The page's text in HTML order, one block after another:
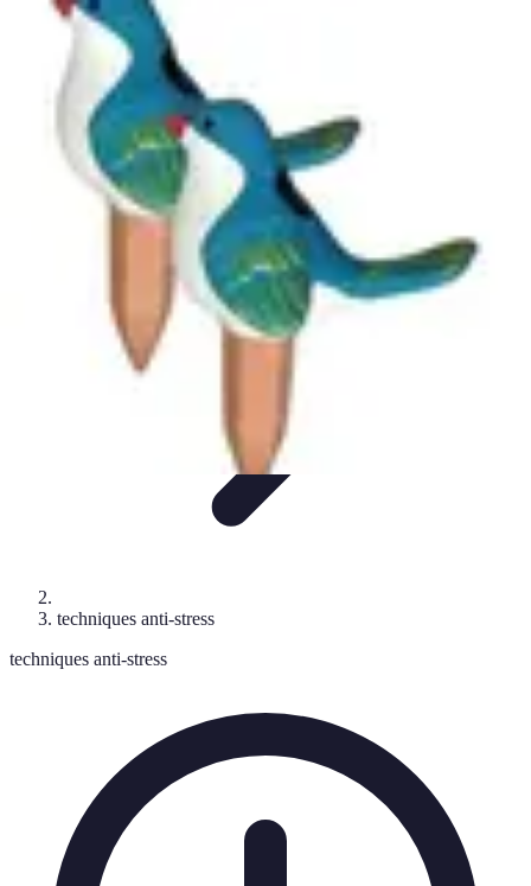
Stress Maîtrise
Sport et Bien-être
Techniques de gestion du stress
Gestion du StressTechniques de Gestion
Stress Maîtrise
techniques anti-stress
techniques anti-stress